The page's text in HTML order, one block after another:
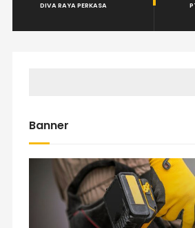
DIVA RAYA PERKASA
Banner